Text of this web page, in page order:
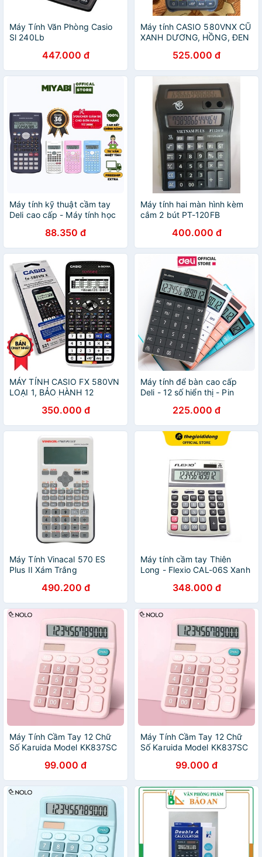
Máy Tính Văn Phòng Casio
Sl 240Lb
447.000 đ
Máy tính CASIO 580VNX CŨ
XANH DƯƠNG, HỒNG, ĐEN
HÃNG SOI LASER
525.000 đ
Máy tính kỹ thuật cầm tay
Deli cao cấp - Máy tính học
nhanh - MIYABI STORE
88.350 đ
Máy tính hai màn hình kèm
cắm 2 bút PT-120FB
400.000 đ
MÁY TÍNH CASIO FX 580VN
LOẠI 1, BẢO HÀNH 12
350.000 đ
Máy tính để bàn cao cấp
Deli - 12 số hiển thị - Pin
Hồng/Xanh
dương/Trắng/Xám đen -
NS041
225.000 đ
Máy Tính Vinacal 570 ES
Plus II Xám Trắng
490.200 đ
Máy tính cầm tay Thiên
Long - Flexio CAL-06S Xanh
348.000 đ
Máy Tính Cầm Tay 12 Chữ
Số Karuida Model KK837SC
Sáng Và Pin 2A
99.000 đ
Máy Tính Cầm Tay 12 Chữ
Số Karuida Model KK837SC
Sáng Hoặc Pin 2A
99.000 đ